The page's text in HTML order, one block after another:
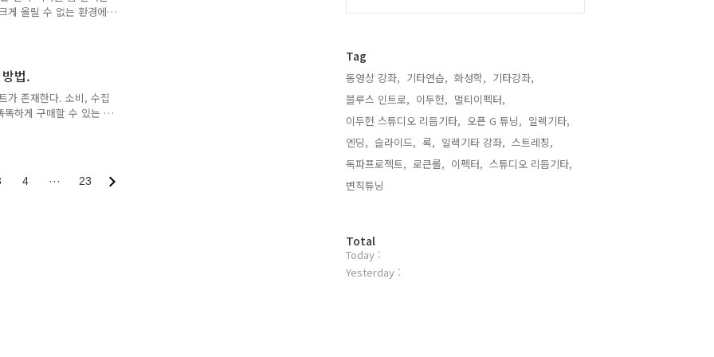
게 올릴 수 없는 환경에
살짝 불었던 시기가 있
문구로 여러 연주자를
이나 연주를 하는 솔루
..
법.
가 존재한다. 소비, 수집
똑하게 구매할 수 있는 방
는 전설이 있다. - 기다림
일반적인 쇼핑몰을 활
4 ··· 23
Tag
동영상 강좌, 기타연습, 화성학, 기타강좌,
블루스 인트로, 이두헌, 멀티이펙터,
이두헌 스튜디오 리듬기타, 오픈 G 튜닝, 일렉기타,
엔딩, 슬라이드, 록, 일렉기타 강좌, 스트레칭,
독파프로젝트, 로큰롤, 이펙터, 스튜디오 리듬기타,
변칙튜닝,
방
문
자
Total
Today :
Yesterday :